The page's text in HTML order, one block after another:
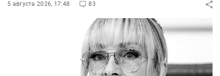
5 августа 2026, 17:48 83